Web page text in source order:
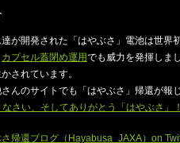
が開発された「はやぶさ」電池は世界
カプセル蓋閉め運用でも威力を発揮しま
されています。
んのサイトでも「はやぶさ」帰還が報
なさい、そしてありがとう「はやぶさ」
帰還ブログ（Hayabusa_JAXA）on